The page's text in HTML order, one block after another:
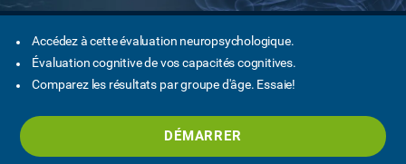
Accédez à cette évaluation neuropsychologique.
Évaluation cognitive de vos capacités cognitives.
Comparez les résultats par groupe d'âge. Essaie!
DÉMARRER